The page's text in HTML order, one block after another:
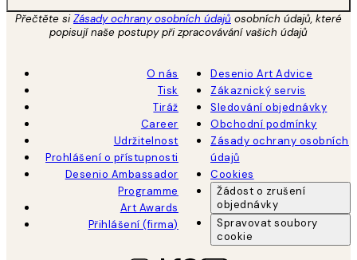
Přečtěte siZásady ochrany osobních údajů osobních údajů, které
popisují naše postupy při zpracovávání vašich údajů
O nás
Tisk
Tiráž
Career
Udržitelnost
Prohlášení o přístupnosti
Desenio Ambassador
Programme
Art Awards
Přihlášení (firma)
Desenio Art Advice
Zákaznický servis
Sledování objednávky
Obchodní podmínky
Zásady ochrany osobních
údajů
Cookies
Žádost o zrušení
objednávky
Spravovat soubory
cookie